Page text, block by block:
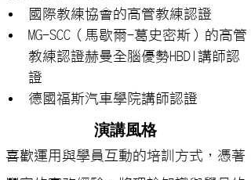
國際教練協會的高管教練認證
MG-SCC（馬歇爾-葛史密斯）的高管
教練認證赫曼全腦優勢HBDI講師認
證
德國福斯汽車學院講師認證
演講風格
喜歡運用與學員互動的培訓方式，憑著